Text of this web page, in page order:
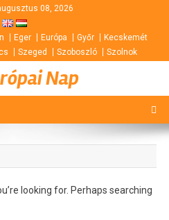
08, 2026
Eger Európa Győr
Kecskemét
Szeged Szoboszló Szolnok
Nap
looking for. Perhaps searching